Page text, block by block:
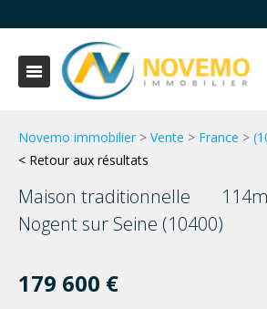
Novemo immobilier > Vente > France >
< Retour aux résultats
Maison traditionnelle 114m
Nogent sur Seine (10400)
179 600 €